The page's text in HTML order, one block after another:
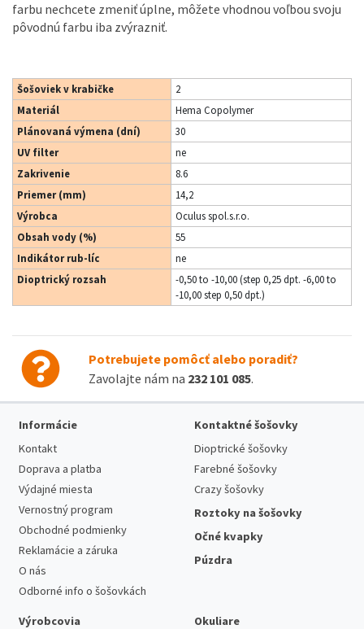
farbu nechcete zmeniť úplne, môžete vhodnou voľbou svoju
pôvodnú farbu iba zvýrazniť.
Šošoviek v krabičke
2
Materiál
Hema Copolymer
Plánovaná výmena (dní)
30
UV filter
ne
Zakrivenie
8.6
Priemer (mm)
14,2
Výrobca
Oculus spol.s.r.o.
Obsah vody (%)
55
Indikátor rub-líc
ne
Dioptrický rozsah
-0,50 to -10,00 (step 0,25 dpt. -6,00 to
-10,00 step 0,50 dpt.)
Potrebujete pomôcť alebo poradiť?
Zavolajte nám na 232 101 085.
Informácie
Kontakt
Doprava a platba
Výdajné miesta
Vernostný program
Obchodné podmienky
Reklamácie a záruka
O nás
Odborné info o šošovkách
Kontaktné šošovky
Dioptrické šošovky
Farebné šošovky
Crazy šošovky
Roztoky na šošovky
Očné kvapky
Púzdra
Výrobcovia
Okuliare